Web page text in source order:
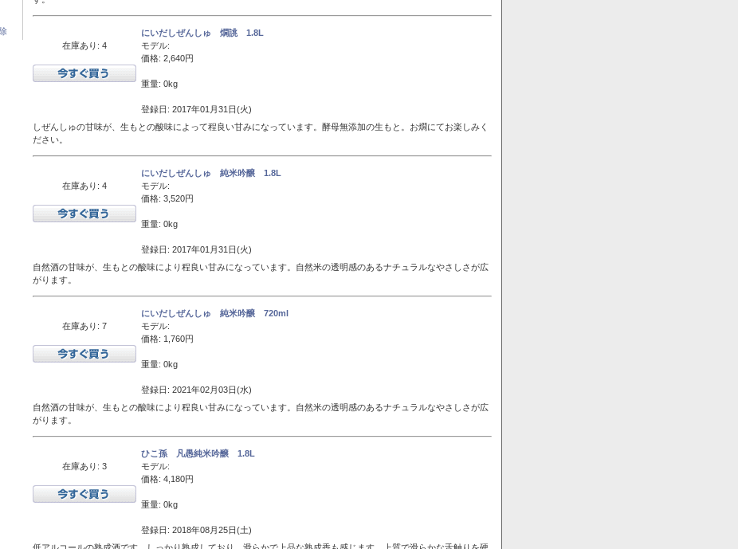
在庫あり: 4
にいだしぜんしゅ 燗誂 1.8L
モデル:
価格: 2,640円
重量: 0kg
登録日: 2017年01月31日(火)
しぜんしゅの甘味が、生もとの酸味によって程良い甘みになっています。酵母無添加の生もと。お燗にてお楽しみく
ださい。
在庫あり: 4
にいだしぜんしゅ 純米吟醸 1.8L
モデル:
価格: 3,520円
重量: 0kg
登録日: 2017年01月31日(火)
自然酒の甘味が、生もとの酸味により程良い甘みになっています。自然米の透明感のあるナチュラルなやさしさが広
がります。
在庫あり: 7
にいだしぜんしゅ 純米吟醸 720ml
モデル:
価格: 1,760円
重量: 0kg
登録日: 2021年02月03日(水)
自然酒の甘味が、生もとの酸味により程良い甘みになっています。自然米の透明感のあるナチュラルなやさしさが広
がります。
在庫あり: 3
ひこ孫 凡愚純米吟醸 1.8L
モデル:
価格: 4,180円
重量: 0kg
登録日: 2018年08月25日(土)